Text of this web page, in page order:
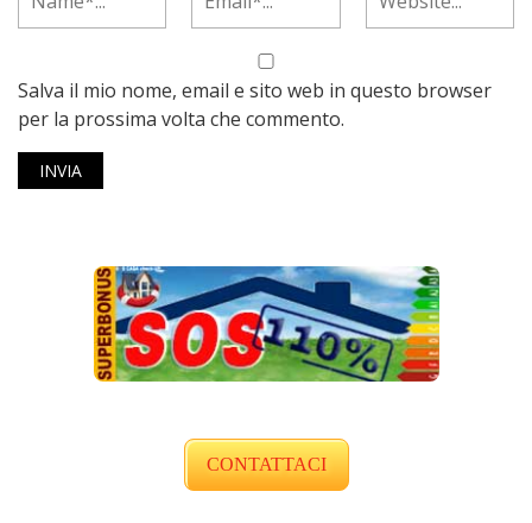
Salva il mio nome, email e sito web in questo browser
per la prossima volta che commento.
CONTATTACI